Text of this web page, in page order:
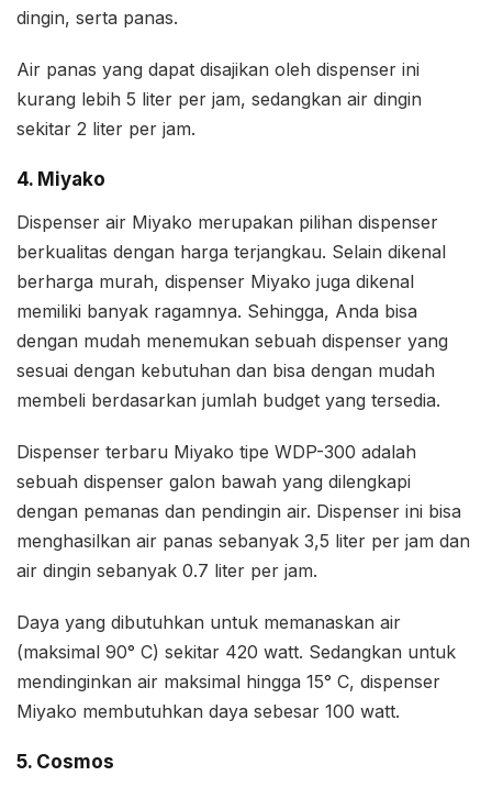
dingin, serta panas.
Air panas yang dapat disajikan oleh dispenser ini
kurang lebih 5 liter per jam, sedangkan air dingin
sekitar 2 liter per jam.
4. Miyako
Dispenser air Miyako merupakan pilihan dispenser
berkualitas dengan harga terjangkau. Selain dikenal
berharga murah, dispenser Miyako juga dikenal
memiliki banyak ragamnya. Sehingga, Anda bisa
dengan mudah menemukan sebuah dispenser yang
sesuai dengan kebutuhan dan bisa dengan mudah
membeli berdasarkan jumlah budget yang tersedia.
Dispenser terbaru Miyako tipe WDP-300 adalah
sebuah dispenser galon bawah yang dilengkapi
dengan pemanas dan pendingin air. Dispenser ini bisa
menghasilkan air panas sebanyak 3,5 liter per jam dan
air dingin sebanyak 0.7 liter per jam.
Daya yang dibutuhkan untuk memanaskan air
(maksimal 90° C) sekitar 420 watt. Sedangkan untuk
mendinginkan air maksimal hingga 15° C, dispenser
Miyako membutuhkan daya sebesar 100 watt.
5. Cosmos